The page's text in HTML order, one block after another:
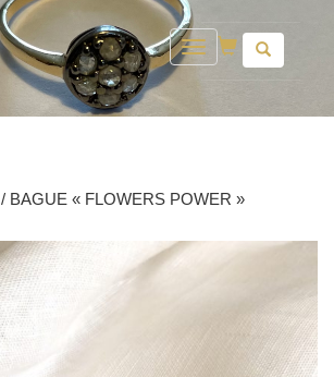
Toggle
navigation
/ BAGUE « FLOWERS POWER »